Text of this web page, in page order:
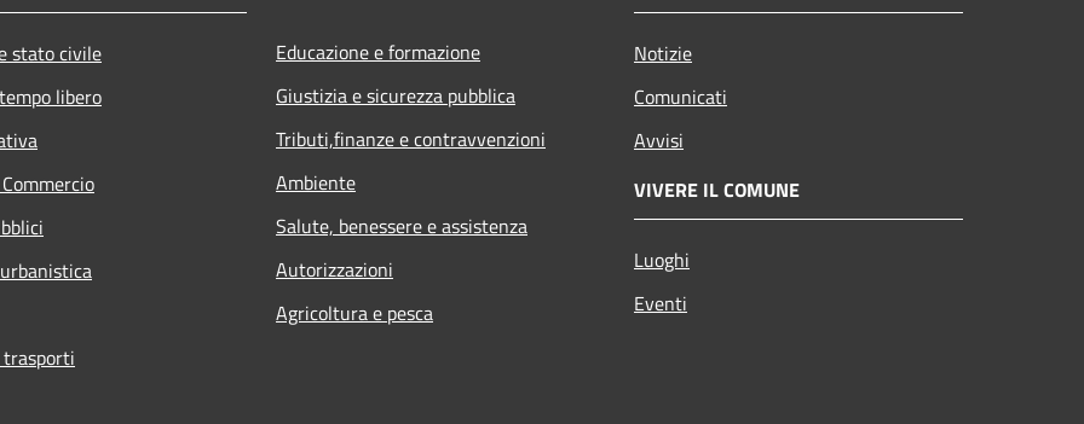
stato civile
libero
Educazione e formazione
Giustizia e sicurezza pubblica
Tributi,finanze e contravvenzioni
Ambiente
Salute, benessere e assistenza
Autorizzazioni
Agricoltura e pesca
Notizie
Comunicati
Avvisi
VIVERE IL COMUNE
Luoghi
Eventi